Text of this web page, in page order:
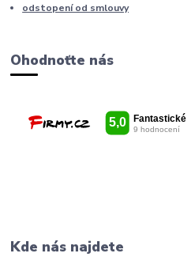
odstopení od smlouvy
Ohodnoťte nás
Kde nás najdete